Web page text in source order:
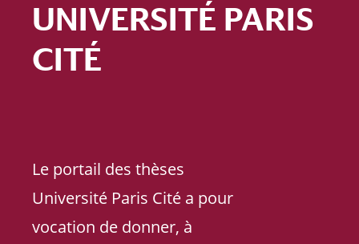
UNIVERSITÉ PARIS
CITÉ
Le portail des thèses
Université Paris Cité a pour
vocation de donner, à